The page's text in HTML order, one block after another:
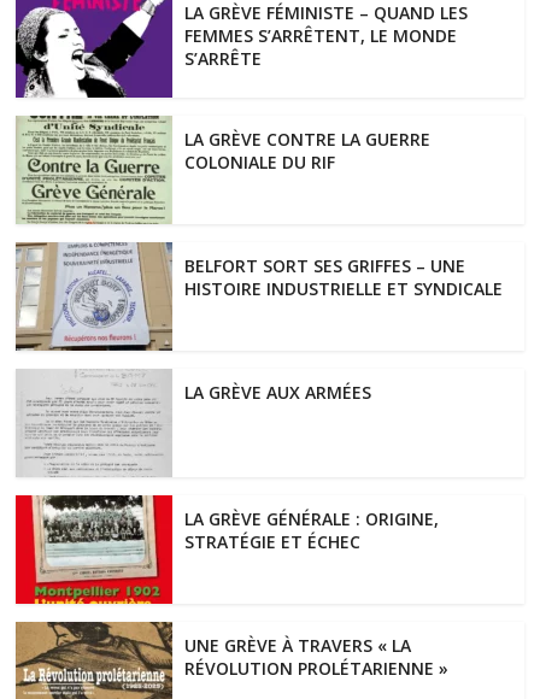
LA GRÈVE FÉMINISTE – QUAND LES
FEMMES S’ARRÊTENT, LE MONDE
S’ARRÊTE
LA GRÈVE CONTRE LA GUERRE
COLONIALE DU RIF
BELFORT SORT SES GRIFFES – UNE
HISTOIRE INDUSTRIELLE ET SYNDICALE
LA GRÈVE AUX ARMÉES
LA GRÈVE GÉNÉRALE : ORIGINE,
STRATÉGIE ET ÉCHEC
UNE GRÈVE À TRAVERS « LA
RÉVOLUTION PROLÉTARIENNE »